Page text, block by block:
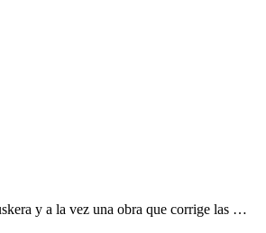
y a la vez una obra que corrige las …